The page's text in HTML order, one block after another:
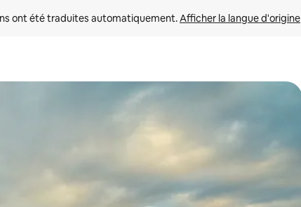
ont été traduites automatiquement. Afficher la langue d'origine